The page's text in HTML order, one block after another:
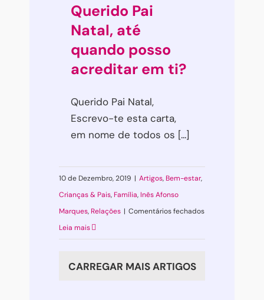
Querido Pai
Natal, até
quando posso
acreditar em ti?
Querido Pai Natal,
Escrevo-te esta carta,
em nome de todos os [...]
10 de Dezembro, 2019 | Artigos, Bem-estar,
Crianças & Pais, Família, Inês Afonso
Marques, Relações | Comentários fechadosem
Leia mais
CARREGAR MAIS ARTIGOS